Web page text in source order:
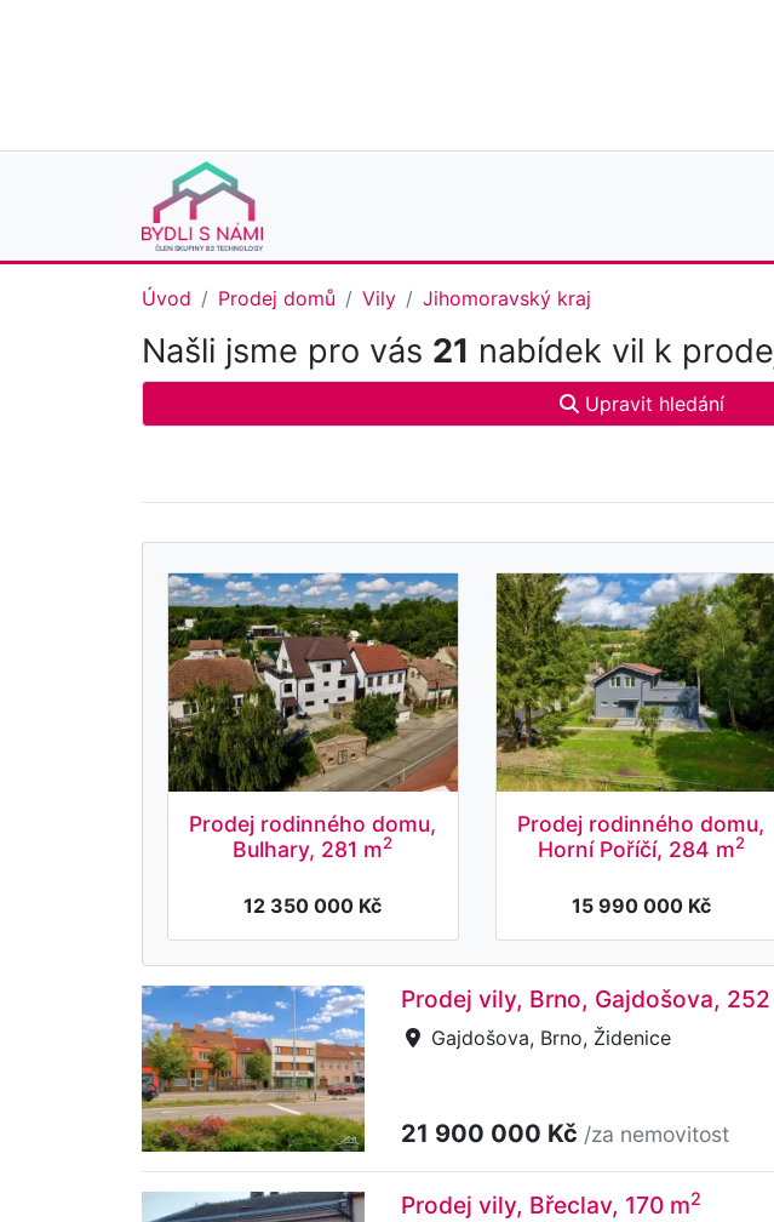
Úvod Prodej domů Vily Jihomoravský kraj
Našli jsme pro vás 21 nabídek vil k
Upravit hledání
Prodej rodinného domu,
Bulhary, 281 m2
12 350 000 Kč
Prodej rodinného domu,
Horní Poříčí, 284 m2
15 990 000 Kč
Prodej vily, Brno, Gajdošova, 252
Gajdošova, Brno, Židenice
21 900 000 Kč /za nemovitost
Prodej vily, Břeclav, 170 m2